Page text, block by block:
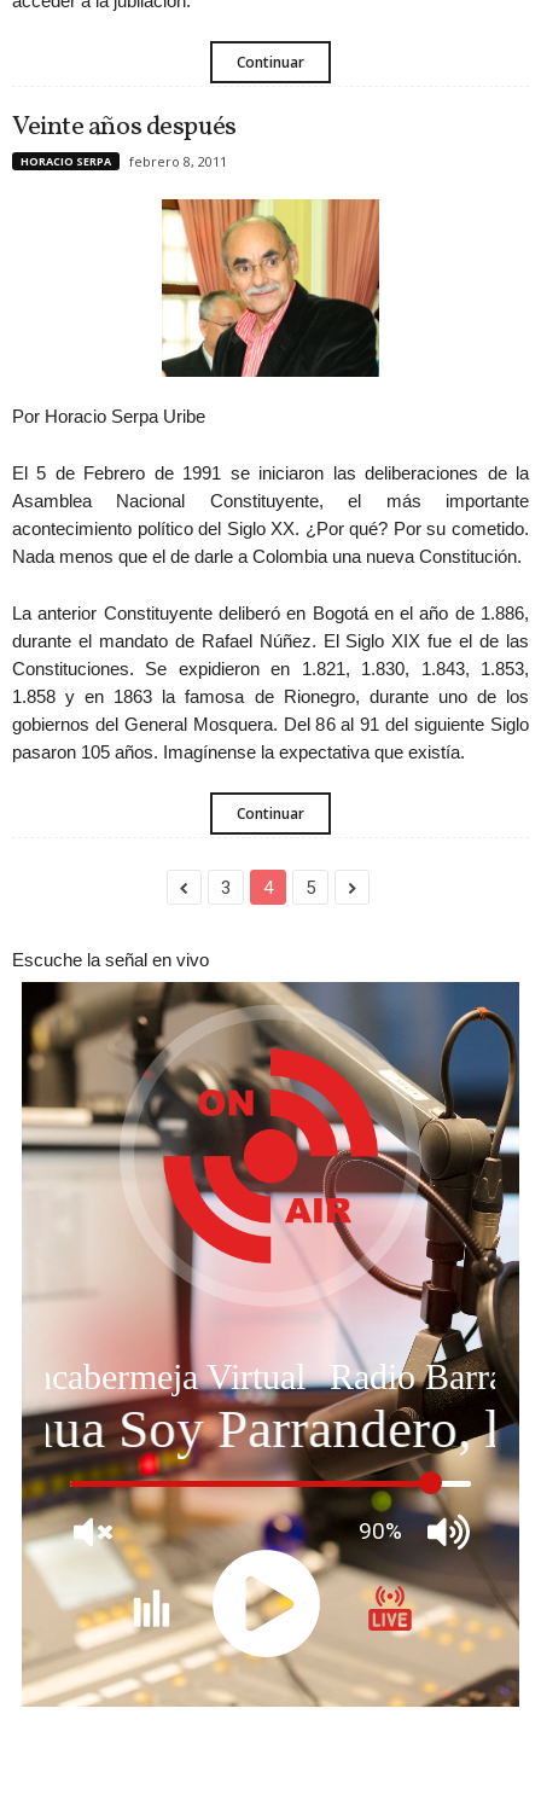
Continuar
Veinte años después
HORACIO SERPA febrero 8, 2011
Por Horacio Serpa Uribe
El 5 de Febrero de 1991 se iniciaron las deliberaciones de la
Asamblea Nacional Constituyente, el más importante
acontecimiento político del Siglo XX. ¿Por qué? Por su cometido.
Nada menos que el de darle a Colombia una nueva Constitución.
La anterior Constituyente deliberó en Bogotá en el año de 1.886,
durante el mandato de Rafael Núñez. El Siglo XIX fue el de las
Constituciones. Se expidieron en 1.821, 1.830, 1.843, 1.853,
1.858 y en 1863 la famosa de Rionegro, durante uno de los
gobiernos del General Mosquera. Del 86 al 91 del siguiente Siglo
pasaron 105 años. Imagínense la expectativa que existía.
Continuar
3 4 5
Escuche la señal en vivo